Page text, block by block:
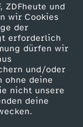
ZDFheute und
wir Cookies
der
erforderlich
dürfen wir
und/oder
ohne deine
nicht unsere
deine
ZDF